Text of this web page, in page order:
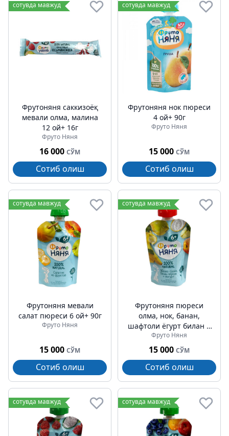
сотувда мавжуд
Фрутоняня саккизоёқ
мевали олма, малина
12 ой+ 16г
Фруто Няня
16 000 СЎМ
Сотиб олиш
сотувда мавжуд
Фрутоняня нок пюреси
4 ой+ 90г
Фруто Няня
15 000 СЎМ
Сотиб олиш
сотувда мавжуд
Фрутоняня мевали
салат пюреси 6 ой+ 90г
Фруто Няня
15 000 СЎМ
Сотиб олиш
сотувда мавжуд
Фрутоняня пюреси
олма, нок, банан,
шафтоли ёгурт билан 6
ой+ 90г
Фруто Няня
15 000 СЎМ
Сотиб олиш
сотувда мавжуд сотувда мавжуд